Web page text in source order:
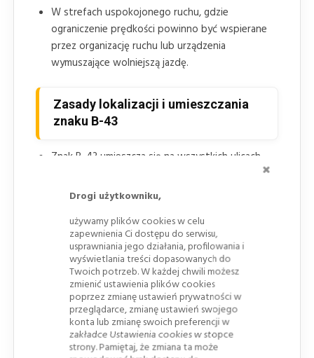
Drogi użytkowniku,
używamy plików cookies w celu
zapewnienia Ci dostępu do serwisu,
usprawniania jego działania, profilowania i
wyświetlania treści dopasowanych do
Twoich potrzeb. W każdej chwili możesz
zmienić ustawienia plików cookies
poprzez zmianę ustawień prywatności w
przeglądarce, zmianę ustawień swojego
konta lub zmianę swoich preferencji w
zakładce Ustawienia cookies w stopce
strony. Pamiętaj, że zmiana ta może
W strefach uspokojonego ruchu, gdzie
ograniczenie prędkości powinno być wspierane
przez organizację ruchu lub urządzenia
wymuszające wolniejszą jazdę.
Zasady lokalizacji i umieszczania
znaku B-43
Znak B-43 umieszcza się na wszystkich ulicach
doprowadzających ruch do strefy ograniczonej
prędkości.
obszar, a nie przypadkowy zbiór niepowiązanych
W strefie mogą występować rozwiązania lub
urządzenia wymuszające jazdę z prędkością
podaną na znaku, np. progi zwalniające, zmiana
toru jazdy albo miejscowe przewężenia.
W strefie ograniczonej prędkości nie powinno się